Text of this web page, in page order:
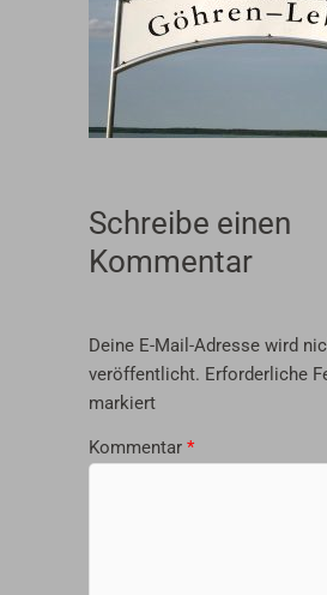
Schreibe einen
Kommentar
Deine E-Mail-Adresse wird
veröffentlicht. Erforderliche
markiert
Kommentar *